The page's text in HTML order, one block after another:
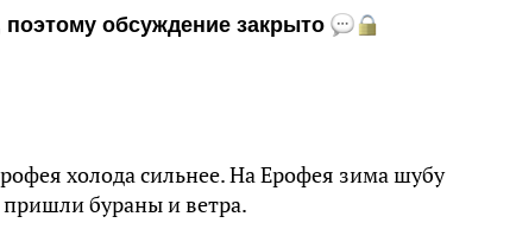
поэтому обсуждение закрыто
холода сильнее. На Ерофея зима шубу
бураны и ветра.